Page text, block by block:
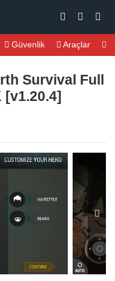
Güvenlik Araçlar
Survival Full
[v1.20.4]